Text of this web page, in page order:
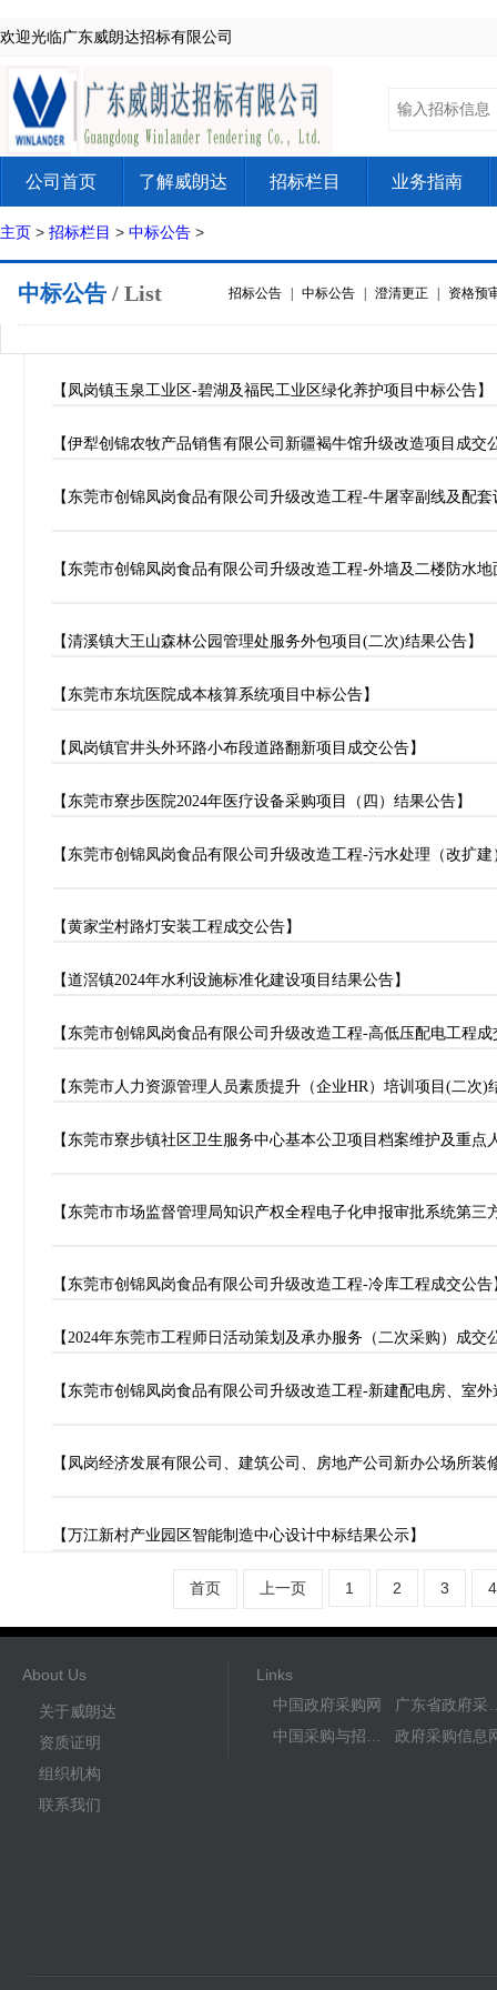
欢迎光临广东威朗达招标有限公司
公司首页 了解威朗达 招标栏目 业务指南
主页 > 招标栏目 > 中标公告 >
中标公告 / List 招标公告 中标公告 澄清更正 资格预
【凤岗镇玉泉工业区-碧湖及福民工业区绿化养护项目中标公告】
【伊犁创锦农牧产品销售有限公司新疆褐牛馆升级改造项目成交
【东莞市创锦凤岗食品有限公司升级改造工程-牛屠宰副线及配
【东莞市创锦凤岗食品有限公司升级改造工程-外墙及二楼防水
【清溪镇大王山森林公园管理处服务外包项目(二次)结果公告】
【东莞市东坑医院成本核算系统项目中标公告】
【凤岗镇官井头外环路小布段道路翻新项目成交公告】
【东莞市寮步医院2024年医疗设备采购项目（四）结果公告】
【东莞市创锦凤岗食品有限公司升级改造工程-污水处理（改扩
【黄家坣村路灯安装工程成交公告】
【道滘镇2024年水利设施标准化建设项目结果公告】
【东莞市创锦凤岗食品有限公司升级改造工程-高低压配电工程
【东莞市人力资源管理人员素质提升（企业HR）培训项目(二次)
【东莞市寮步镇社区卫生服务中心基本公卫项目档案维护及重点
【东莞市市场监督管理局知识产权全程电子化申报审批系统第三
【东莞市创锦凤岗食品有限公司升级改造工程-冷库工程成交公告
【2024年东莞市工程师日活动策划及承办服务（二次采购）成交
【东莞市创锦凤岗食品有限公司升级改造工程-新建配电房、室
【凤岗经济发展有限公司、建筑公司、房地产公司新办公场所装
【万江新村产业园区智能制造中心设计中标结果公示】
首页 上一页 1 2 3 4
About Us
关于威朗达
资质证明
组织机构
联系我们
Links
中国政府采购网
政府采购信息